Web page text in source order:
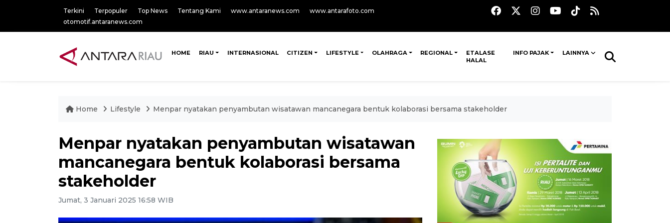
Terkini Terpopuler Top News Tentang Kami www.antaranews.com
www.antarafoto.com
otomotif.antaranews.com
HOME RIAU INTERNASIONAL CITIZEN LIFESTYLE OLAHRAGA REGIONAL
ETALASE
HALAL
INFO PAJAK LAINNYA
Home Lifestyle Menpar nyatakan penyambutan wisatawan mancanegara bentuk kolaborasi bersama stakeholder
Menpar nyatakan penyambutan wisatawan
mancanegara bentuk kolaborasi bersama
stakeholder
Jumat, 3 Januari 2025 16:58 WIB